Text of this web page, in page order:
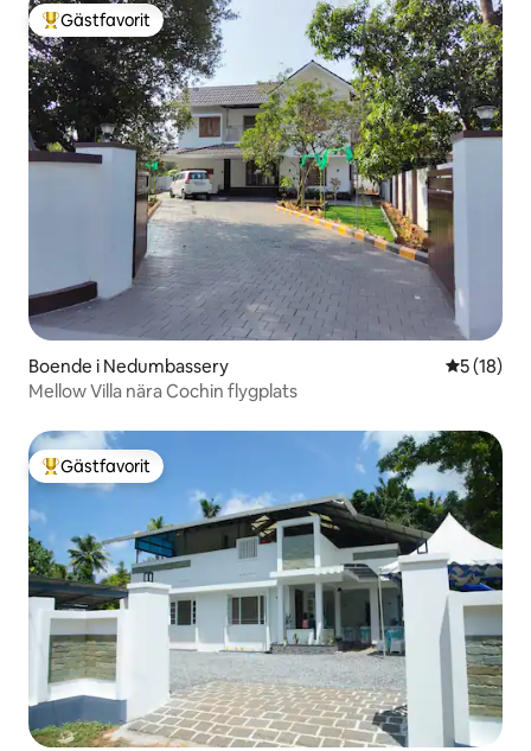
Populär gästfavorit
Gästfavorit
Boende i Nedumbassery 5 av 5 i
5 (18)
Mellow Villa nära Cochin flygplats
Populär gästfavorit
Gästfavorit